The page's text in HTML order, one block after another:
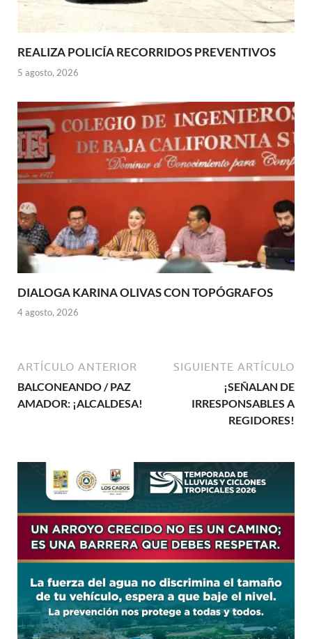
REALIZA POLICÍA RECORRIDOS PREVENTIVOS
5 agosto, 2026
DIALOGA KARINA OLIVAS CON TOPÓGRAFOS
4 agosto, 2026
ARTÍCULO ANTERIOR
BALCONEANDO / PAZ
AMADOR: ¡ALCALDESA!
SIGUIENTE ARTÍCULO
¡SEÑALAN DE
IRRESPONSABLES A
REGIDORES!